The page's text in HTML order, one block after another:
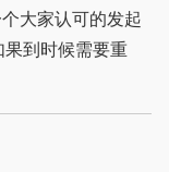
大家认可的发起
果到时候需要重